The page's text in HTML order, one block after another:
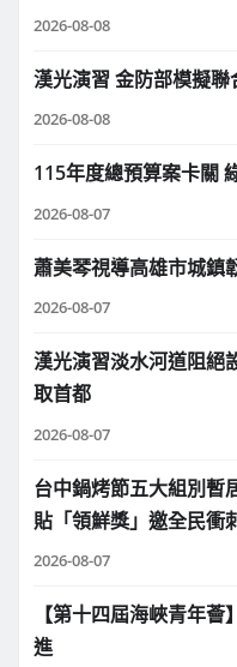
2026-08-08
漢光演習 金防部模擬
2026-08-08
115年度總預算案卡關
2026-08-07
蕭美琴視導高雄市城鎮
2026-08-07
漢光演習淡水河道阻
取首都
2026-08-07
台中鍋烤節五大組別
貼「領鮮獎」邀全民衝
2026-08-07
【第十四屆海峽青年
進